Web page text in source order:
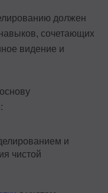
должен
сочетающих
видение и
и
чистой